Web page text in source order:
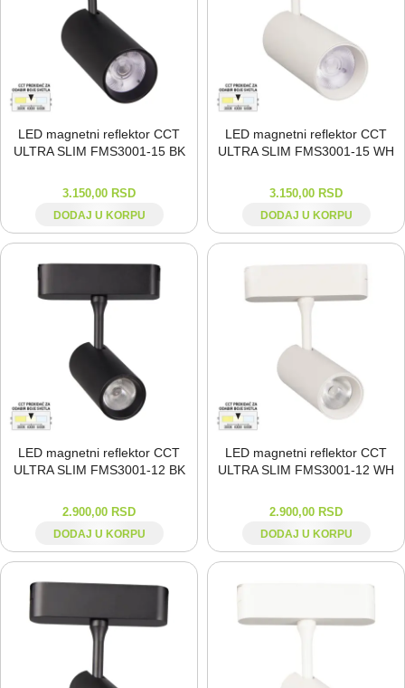
LED magnetni reflektor CCT
ULTRA SLIM FMS3001-⁠15 BK
3.150,00 RSD
DODAJ U KORPU
LED magnetni reflektor CCT
ULTRA SLIM FMS3001-⁠15 WH
3.150,00 RSD
DODAJ U KORPU
LED magnetni reflektor CCT
ULTRA SLIM FMS3001-⁠12 BK
2.900,00 RSD
DODAJ U KORPU
LED magnetni reflektor CCT
ULTRA SLIM FMS3001-⁠12 WH
2.900,00 RSD
DODAJ U KORPU